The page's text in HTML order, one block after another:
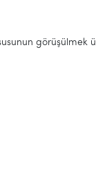
görüşülmek